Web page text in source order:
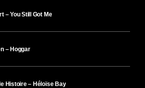
– You Still Got Me
– Hoggar
Histoire – Héloïse Bay